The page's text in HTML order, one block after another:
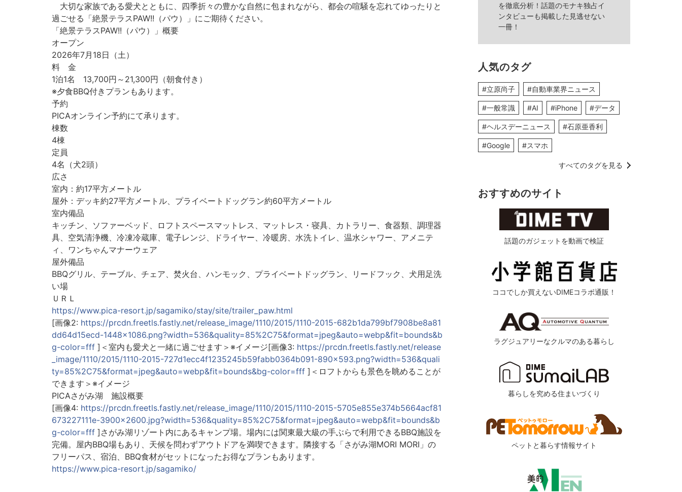
大切な家族である愛犬とともに、四季折々の豊かな自然に包まれながら、都会の喧騒を忘れてゆったりと
過ごせる「絶景テラスPAW!!（パウ）」にご期待ください。
「絶景テラスPAW!!（パウ）」概要
オープン
2026年7月18日（土）
料 金
1泊1名 13,700円～21,300円（朝食付き）
※夕食BBQ付きプランもあります。
予約
PICAオンライン予約にて承ります。
棟数
4棟
定員
4名（犬2頭）
広さ
室内：約17平方メートル
屋外：デッキ約27平方メートル、プライベートドッグラン約60平方メートル
室内備品
キッチン、ソファーベッド、ロフトスペースマットレス、マットレス・寝具、カトラリー、食器類、調理器
具、空気清浄機、冷凍冷蔵庫、電子レンジ、ドライヤー、冷暖房、水洗トイレ、温水シャワー、アメニテ
ィ、ワンちゃんマナーウェア
屋外備品
BBQグリル、テーブル、チェア、焚火台、ハンモック、プライベートドッグラン、リードフック、犬用足洗
い場
ＵＲＬ
https://www.pica-resort.jp/sagamiko/stay/site/trailer_paw.html
[画像2: https://prcdn.freetls.fastly.net/release_image/1110/2015/1110-2015-682b1da799bf7908be8a81
dd64d15ecd-1448x1086.png?width=536&quality=85%2C75&format=jpeg&auto=webp&fit=bounds&b
g-color=fff ]＜室内も愛犬と一緒に過ごせます＞※イメージ[画像3: https://prcdn.freetls.fastly.net/release
_image/1110/2015/1110-2015-727d1ecc4f1235245b59fabb0364b091-890x593.png?width=536&quali
ty=85%2C75&format=jpeg&auto=webp&fit=bounds&bg-color=fff ]＜ロフトからも景色を眺めることが
できます＞※イメージ
PICAさがみ湖 施設概要
[画像4: https://prcdn.freetls.fastly.net/release_image/1110/2015/1110-2015-5705e855e374b5664acf81
673227111e-3900x2600.jpg?width=536&quality=85%2C75&format=jpeg&auto=webp&fit=bounds&b
g-color=fff ]さがみ湖リゾート内にあるキャンプ場。場内には関東最大級の手ぶらで利用できるBBQ施設を
完備。屋内BBQ場もあり、天候を問わずアウトドアを満喫できます。隣接する「さがみ湖MORI MORI」の
フリーパス、宿泊、BBQ食材がセットになったお得なプランもあります。
https://www.pica-resort.jp/sagamiko/
を徹底分析！話題のモナキ独占イ
ンタビューも掲載した見逃せない
一冊！
人気のタグ
#立原尚子 #自動車業界ニュース
#一般常識 #AI #iPhone #データ
#ヘルスデーニュース #石原亜香利
#Google #スマホ
すべてのタグを見る
おすすめのサイト
話題のガジェットを動画で検証
ココでしか買えないDIMEコラボ通販！
ラグジュアリーなクルマのある暮らし
暮らしを究める住まいづくり
ペットと暮らす情報サイト